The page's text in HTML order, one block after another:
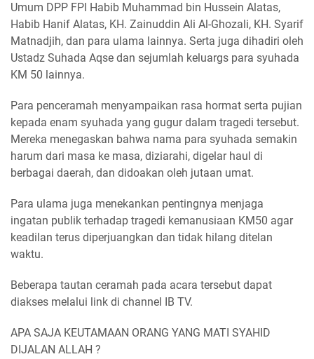
Umum DPP FPI Habib Muhammad bin Hussein Alatas,
Habib Hanif Alatas, KH. Zainuddin Ali Al-Ghozali, KH. Syarif
Matnadjih, dan para ulama lainnya. Serta juga dihadiri oleh
Ustadz Suhada Aqse dan sejumlah keluargs para syuhada
KM 50 lainnya.
Para penceramah menyampaikan rasa hormat serta pujian
kepada enam syuhada yang gugur dalam tragedi tersebut.
Mereka menegaskan bahwa nama para syuhada semakin
harum dari masa ke masa, diziarahi, digelar haul di
berbagai daerah, dan didoakan oleh jutaan umat.
Para ulama juga menekankan pentingnya menjaga
ingatan publik terhadap tragedi kemanusiaan KM50 agar
keadilan terus diperjuangkan dan tidak hilang ditelan
waktu.
Beberapa tautan ceramah pada acara tersebut dapat
diakses melalui link di channel IB TV.
APA SAJA KEUTAMAAN ORANG YANG MATI SYAHID
DIJALAN ALLAH ?